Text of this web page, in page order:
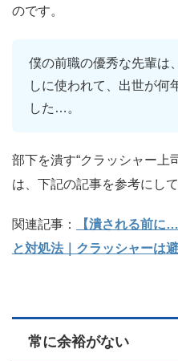
のです。
僕の前職の優秀な先輩は
しに使われて、出世が何
した…。
部下を潰す“クラッシャー上
は、下記の記事を参考にして
関連記事：
【潰される前に
と対処法｜クラッシャーは
常に余裕がない